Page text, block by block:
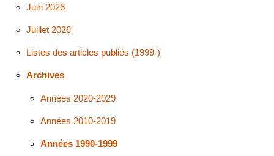
Juin 2026
Juillet 2026
Listes des articles publiés (1999-)
Archives
Années 2020-2029
Années 2010-2019
Années 1990-1999